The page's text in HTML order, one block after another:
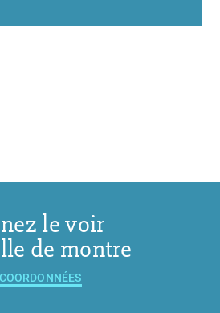
le voir
de montre
COORDONNÉES